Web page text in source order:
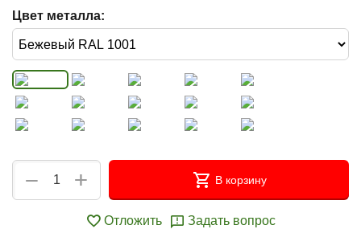
Цвет металла:
+
− В корзину
Отложить Задать вопрос